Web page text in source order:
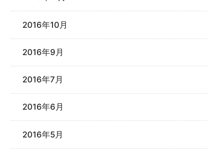
2016年10月
2016年9月
2016年7月
2016年6月
2016年5月